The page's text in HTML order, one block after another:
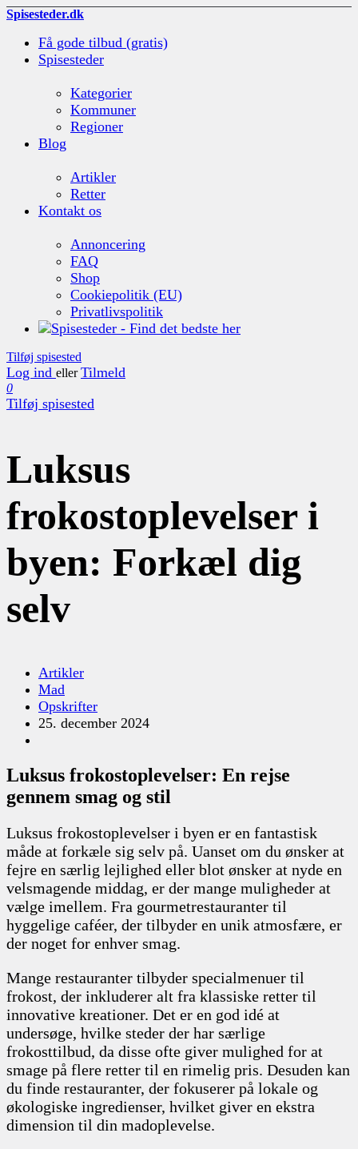
Spisesteder.dk
Få gode tilbud (gratis)
Spisesteder
Kategorier
Kommuner
Regioner
Blog
Artikler
Retter
Kontakt os
Annoncering
FAQ
Shop
Cookiepolitik (EU)
Privatlivspolitik
Tilføj spisested
Log ind eller Tilmeld
0
Tilføj spisested
Luksus
frokostoplevelser i
byen: Forkæl dig
selv
Artikler
Mad
Opskrifter
25. december 2024
Luksus frokostoplevelser: En rejse
gennem smag og stil
Luksus frokostoplevelser i byen er en fantastisk
måde at forkæle sig selv på. Uanset om du ønsker at
fejre en særlig lejlighed eller blot ønsker at nyde en
velsmagende middag, er der mange muligheder at
vælge imellem. Fra gourmetrestauranter til
hyggelige caféer, der tilbyder en unik atmosfære, er
der noget for enhver smag.
Mange restauranter tilbyder specialmenuer til
frokost, der inkluderer alt fra klassiske retter til
innovative kreationer. Det er en god idé at
undersøge, hvilke steder der har særlige
frokosttilbud, da disse ofte giver mulighed for at
smage på flere retter til en rimelig pris. Desuden kan
du finde restauranter, der fokuserer på lokale og
økologiske ingredienser, hvilket giver en ekstra
dimension til din madoplevelse.